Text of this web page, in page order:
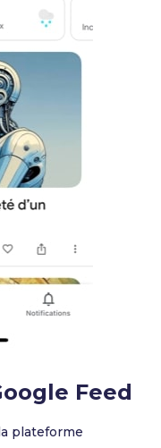
Feed
plateforme